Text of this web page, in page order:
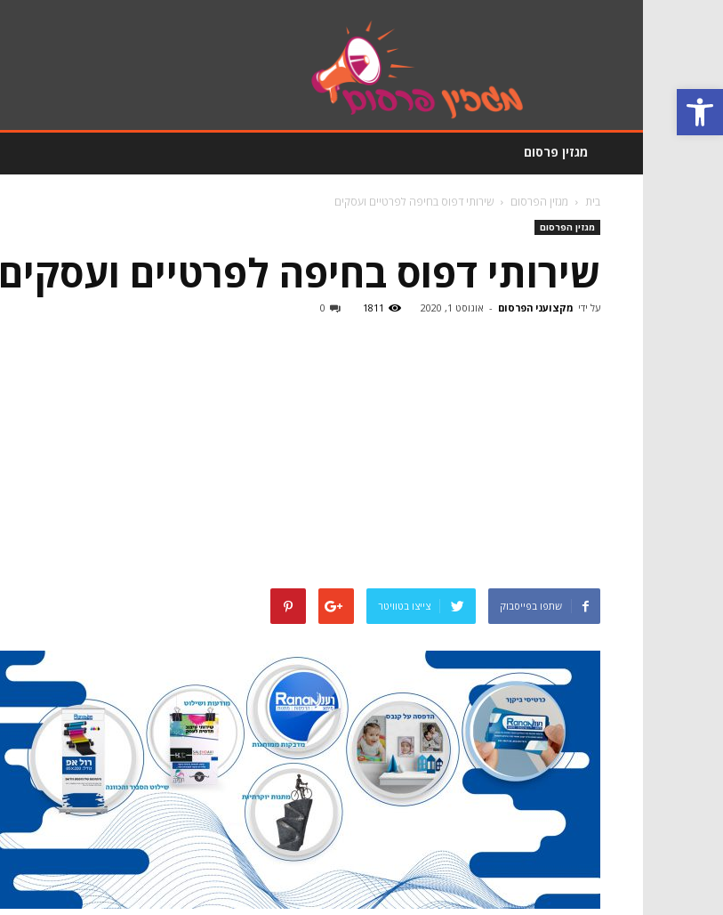
פתח סרגל נגישות
מגזין פרסום
בית מגזין הפרסום שירותי דפוס בחיפה לפרטיים ועסקים
מגזין הפרסום
שירותי דפוס בחיפה לפרטיים ועסקים
על ידי מקצועני הפרסום - אוגוסט 1, 2020 1811
0
שתפו בפייסבוק צייצו בטוויטר